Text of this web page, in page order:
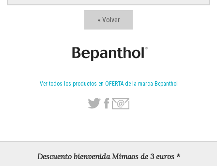
« Volver
Ver todos los productos en OFERTA de la marca Bepanthol
Descuento bienvenida Mimaos de 3 euros *